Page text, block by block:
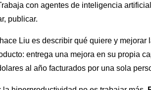
con agentes de inteligencia
publicar.
Liu es describir qué quiere y
entrega una mejora en su propia
al año facturados por una sola